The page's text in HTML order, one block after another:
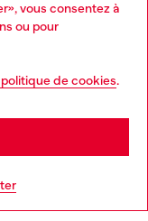
vous consentez à
ou pour
de cookies.
en magasin.
but it seems you